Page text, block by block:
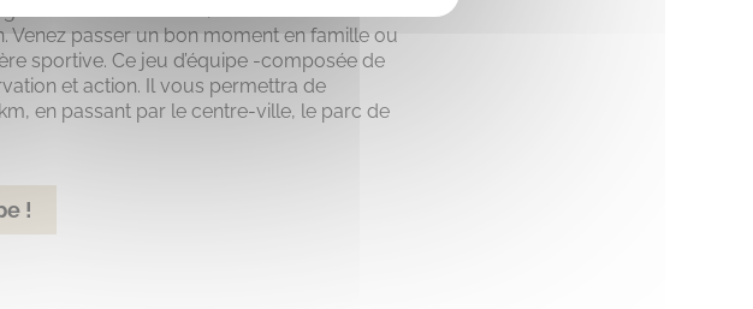
Venez passer un bon moment en famille ou
sportive. Ce jeu d’équipe -composée de
et action. Il vous permettra de
en passant par le centre-ville, le parc de
!